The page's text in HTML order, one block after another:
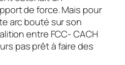
de force. Mais pour
arc bouté sur son
entre FCC- CACH
pas prêt à faire des